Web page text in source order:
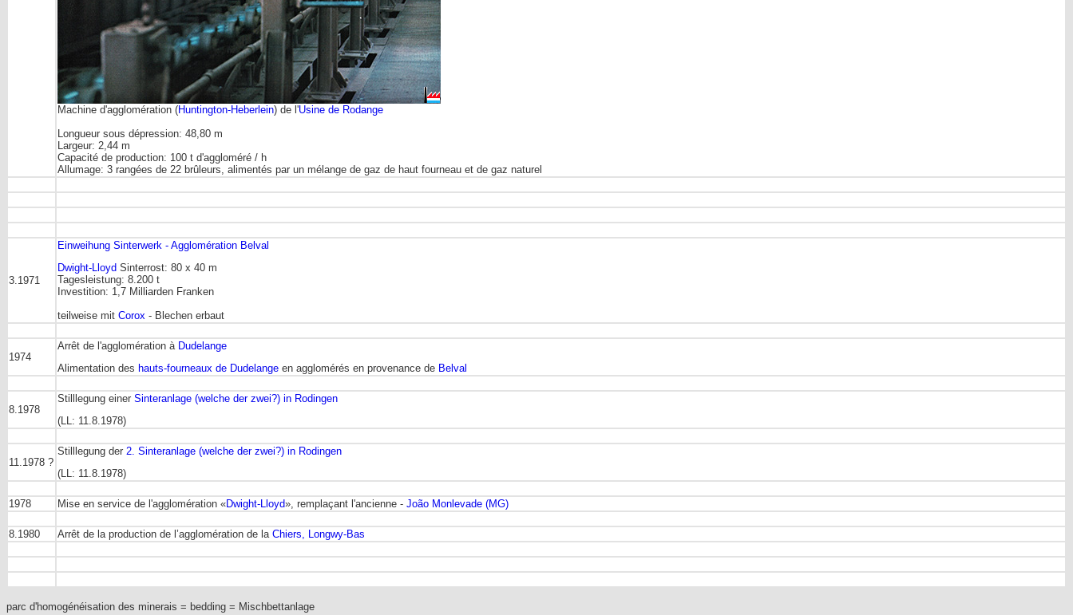
Machine d'agglomération (Huntington-Heberlein) de l'Usine de Rodange
Longueur sous dépression: 48,80 m
Largeur: 2,44 m
Capacité de production: 100 t d'aggloméré / h
Allumage: 3 rangées de 22 brûleurs, alimentés par un mélange de gaz de haut fourneau et de gaz naturel
3.1971
Einweihung Sinterwerk - Agglomération Belval
Dwight-Lloyd Sinterrost: 80 x 40 m
Tagesleistung: 8.200 t
Investition: 1,7 Milliarden Franken
teilweise mit Corox - Blechen erbaut
1974
Arrêt de l'agglomération à Dudelange
Alimentation des hauts-fourneaux de Dudelange en agglomérés en provenance de Belval
8.1978
Stilllegung einer Sinteranlage (welche der zwei?) in Rodingen
(LL: 11.8.1978)
11.1978 ?
Stilllegung der 2. Sinteranlage (welche der zwei?) in Rodingen
(LL: 11.8.1978)
1978 Mise en service de l'agglomération «Dwight-Lloyd», remplaçant l'ancienne - João Monlevade (MG)
8.1980 Arrêt de la production de l’agglomération de la Chiers, Longwy-Bas
parc d'homogénéisation des minerais = bedding = Mischbettanlage